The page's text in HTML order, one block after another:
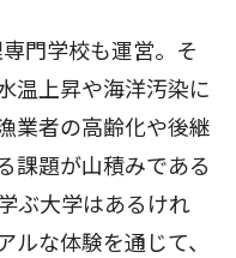
門学校も運営。そ
温上昇や海洋汚染に
業者の高齢化や後継
課題が山積みである
ぶ大学はあるけれ
ルな体験を通じて、